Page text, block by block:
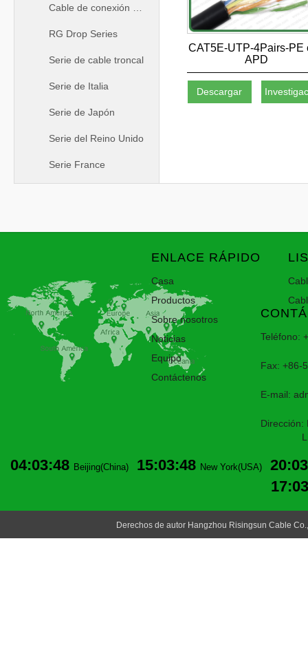
RG Drop Series
Serie de cable troncal
Serie de Italia
Serie de Japón
Serie del Reino Unido
Serie France
CAT5E-UTP-4Pairs-PE
APD
Descargar
ENLACE RÁPIDO
Casa
Productos
Sobre nosotros
Noticias
Equipo
Contáctenos
Teléfono:
Fax: +86-
E-mail:
Dirección:
04:03:49 Beijing(China) 15:03:49 New York(USA)
Derechos de autor Hangzhou Risingsun Cable